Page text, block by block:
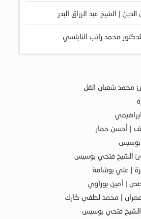
| الشيخ عبد الرزاق البدر
محمد راتب النابلسي
محمد شعبان القل
| أحسن حمار
بوسيس
الشيخ فتحي بوسيس
| علي بوشامة
| أمين بوراوي
| محمد لطفي كارك
الشيخ فتحي بوسيس